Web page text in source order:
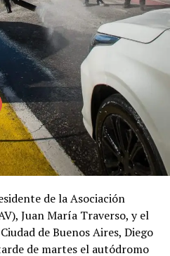
de la Asociación
Juan María Traverso, y el
de Buenos Aires, Diego
de martes el autódromo